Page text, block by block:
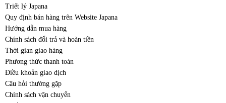
Triết lý Japana
Quy định bán hàng trên Website Japana
Hướng dẫn mua hàng
Chính sách đổi trả và hoàn tiền
Thời gian giao hàng
Phương thức thanh toán
Điều khoản giao dịch
Câu hỏi thường gặp
Chính sách vận chuyển